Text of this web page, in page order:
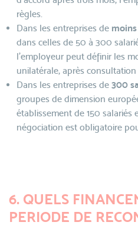
règles.
Dans les entreprises de
dans celles de 50 à 300
l’employeur peut définir les
unilatérale, après consultation
Dans les entreprises de 300
groupes de dimension
établissement de 150 salariés
négociation est obligatoire
6. QUELS
PERIODE DE